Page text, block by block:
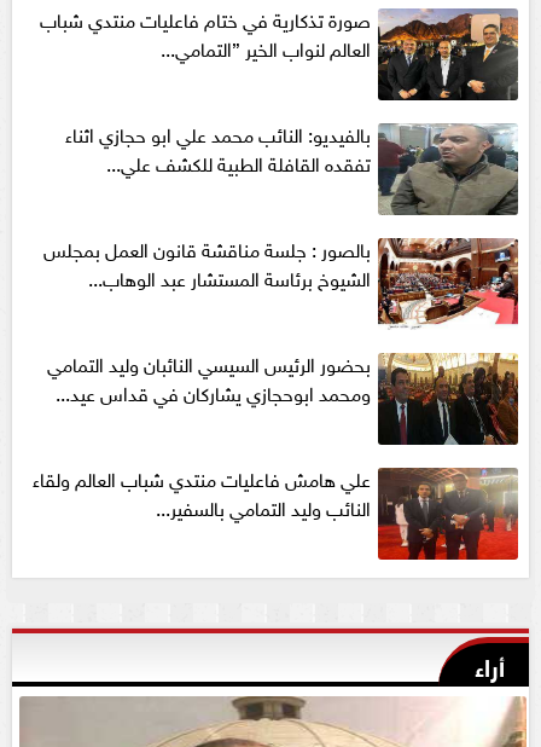
صورة تذكارية في ختام فاعليات منتدي شباب
العالم لنواب الخير ”التمامي...
بالفيديو: النائب محمد علي ابو حجازي اثناء
تفقده القافلة الطبية للكشف علي...
بالصور : جلسة مناقشة قانون العمل بمجلس
الشيوخ برئاسة المستشار عبد الوهاب...
بحضور الرئيس السيسي النائبان وليد التمامي
ومحمد ابوحجازي يشاركان في قداس عيد...
علي هامش فاعليات منتدي شباب العالم ولقاء
النائب وليد التمامي بالسفير...
أراء